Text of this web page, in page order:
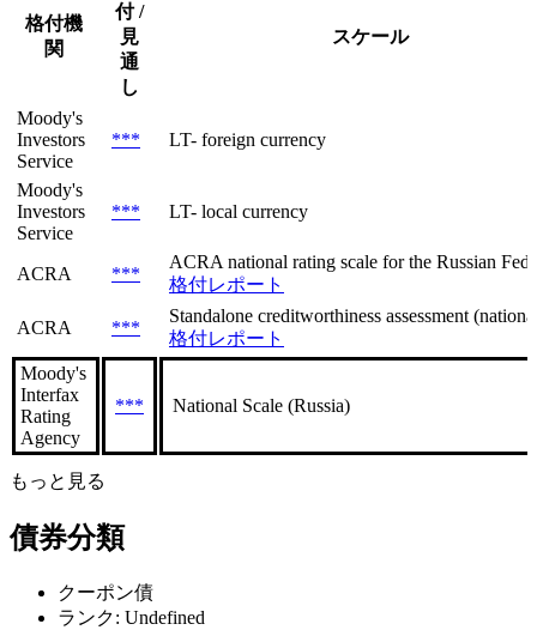
格付機
関
付 /
見
通
し
スケール
Moody's
Investors
Service
*** LT- foreign currency
Moody's
Investors
Service
*** LT- local currency
ACRA ***
ACRA national rating scale for the Russian
格付レポート
ACRA ***
Standalone creditworthiness assessment
格付レポート
Moody's
Interfax
Rating
Agency
*** National Scale (Russia)
もっと見る
債券分類
クーポン債
ランク: Undefined